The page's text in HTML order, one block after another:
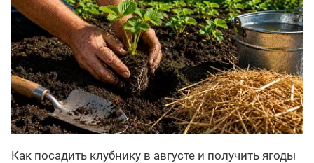
Как посадить клубнику в августе и получить ягоды